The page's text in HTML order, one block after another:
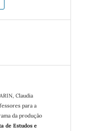
Claudia
para a
da produção
de Estudos e